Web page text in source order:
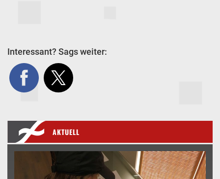
Interessant? Sags weiter:
AKTUELL